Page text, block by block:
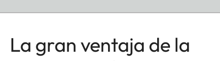
La gran ventaja de la